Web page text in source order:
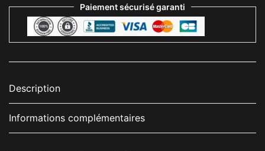
Paiement sécurisé garanti
Description
Informations complémentaires